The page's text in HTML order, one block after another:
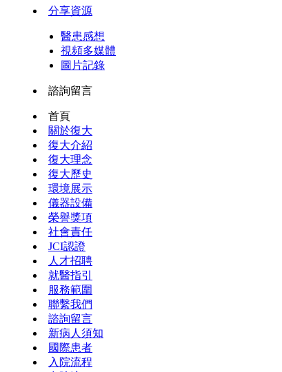
分享資源
醫患感想
視頻多媒體
圖片記錄
諮詢留言
首頁
關於復大
復大介紹
復大理念
復大歷史
環境展示
儀器設備
榮譽獎項
社會責任
JCI認證
人才招聘
就醫指引
服務範圍
聯繫我們
諮詢留言
新病人須知
國際患者
入院流程